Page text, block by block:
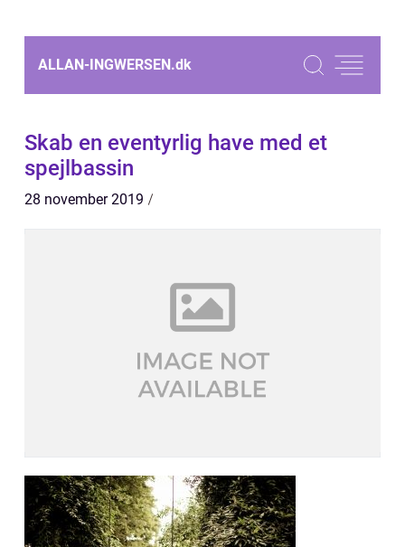
ALLAN-INGWERSEN.dk
Skab en eventyrlig have med et
spejlbassin
28 november 2019